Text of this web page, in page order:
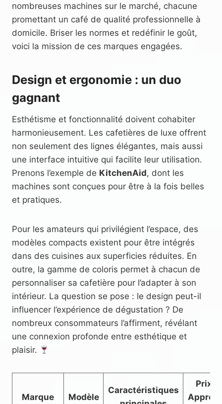
nombreuses machines sur le marché, chacune
promettant un café de qualité professionnelle à
domicile. Briser les normes et redéfinir le goût,
voici la mission de ces marques engagées.
Design et ergonomie : un duo
gagnant
Esthétisme et fonctionnalité doivent cohabiter
harmonieusement. Les cafetières de luxe offrent
non seulement des lignes élégantes, mais aussi
une interface intuitive qui facilite leur utilisation.
Prenons l’exemple de KitchenAid, dont les
machines sont conçues pour être à la fois belles
et pratiques.
Pour les amateurs qui privilégient l’espace, des
modèles compacts existent pour être intégrés
dans des cuisines aux superficies réduites. En
outre, la gamme de coloris permet à chacun de
personnaliser sa cafetière pour l’adapter à son
intérieur. La question se pose : le design peut-il
influencer l’expérience de dégustation ? De
nombreux consommateurs l’affirment, révélant
une connexion profonde entre esthétique et
plaisir.
Marque Modèle
Caractéristiques
Prix
Approx.